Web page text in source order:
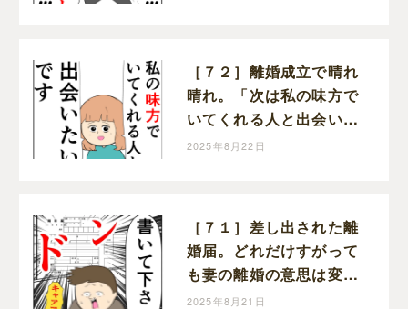
［７２］離婚成立で晴れ
晴れ。「次は私の味方で
いてくれる人と出会いた
い」と前を向く。クセ強
2025年8月22日
［７１］差し出された離
婚届。どれだけすがって
も妻の離婚の意思は変わ
らない。クセ強義母に抗
2025年8月21日